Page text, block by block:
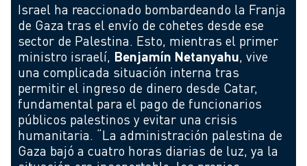
Israel ha reaccionado bombardeando la Franja
de Gaza tras el envío de cohetes desde ese
sector de Palestina. Esto, mientras el primer
ministro israelí, Benjamín Netanyahu , vive
una complicada situación interna tras
permitir el ingreso de dinero desde Catar,
fundamental para el pago de funcionarios
públicos palestinos y evitar una crisis
humanitaria. “La administración palestina de
Gaza bajó a cuatro horas diarias de luz, ya la